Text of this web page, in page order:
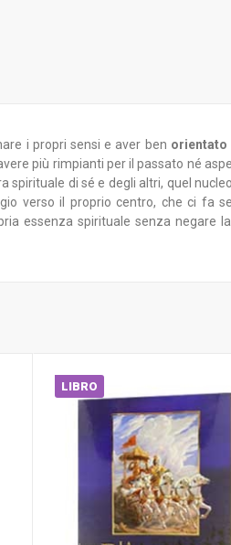
i propri sensi e aver ben orientato
più rimpianti per il passato né
di sé e degli altri, quel
verso il proprio centro, che ci fa
essenza spirituale senza negare
LIBRO